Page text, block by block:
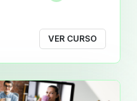
VER CURSO